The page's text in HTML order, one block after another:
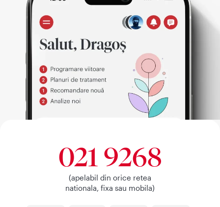
021 9268
(apelabil din orice retea
nationala, fixa sau mobila)